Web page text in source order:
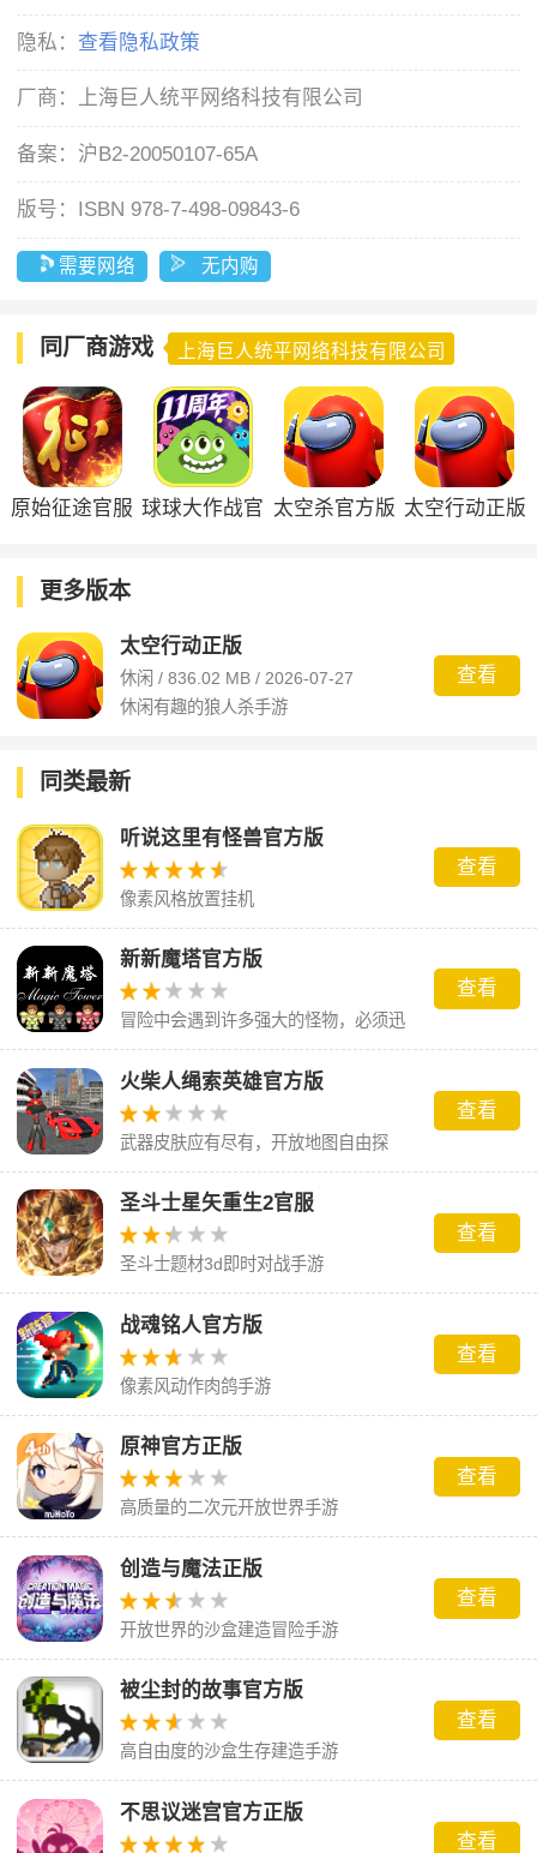
隐私： 查看隐私政策
厂商： 上海巨人统平网络科技有限公司
备案： 沪B2-20050107-65A
版号： ISBN 978-7-498-09843-6
需要网络 无内购
同厂商游戏 上海巨人统平网络科技有限公司
原始征途官服 球球大作战官 太空杀官方版 太空行动正版
更多版本
太空行动正版
休闲 / 836.02 MB / 2026-07-27
休闲有趣的狼人杀手游
查看
同类最新
听说这里有怪兽官方版
像素风格放置挂机
查看
新新魔塔官方版
冒险中会遇到许多强大的怪物，必须迅
速击败它们
查看
火柴人绳索英雄官方版
武器皮肤应有尽有，开放地图自由探
索。
查看
圣斗士星矢重生2官服
圣斗士题材3d即时对战手游
查看
战魂铭人官方版
像素风动作肉鸽手游
查看
原神官方正版
高质量的二次元开放世界手游
查看
创造与魔法正版
开放世界的沙盒建造冒险手游
查看
被尘封的故事官方版
高自由度的沙盒生存建造手游
查看
不思议迷宫官方正版
查看